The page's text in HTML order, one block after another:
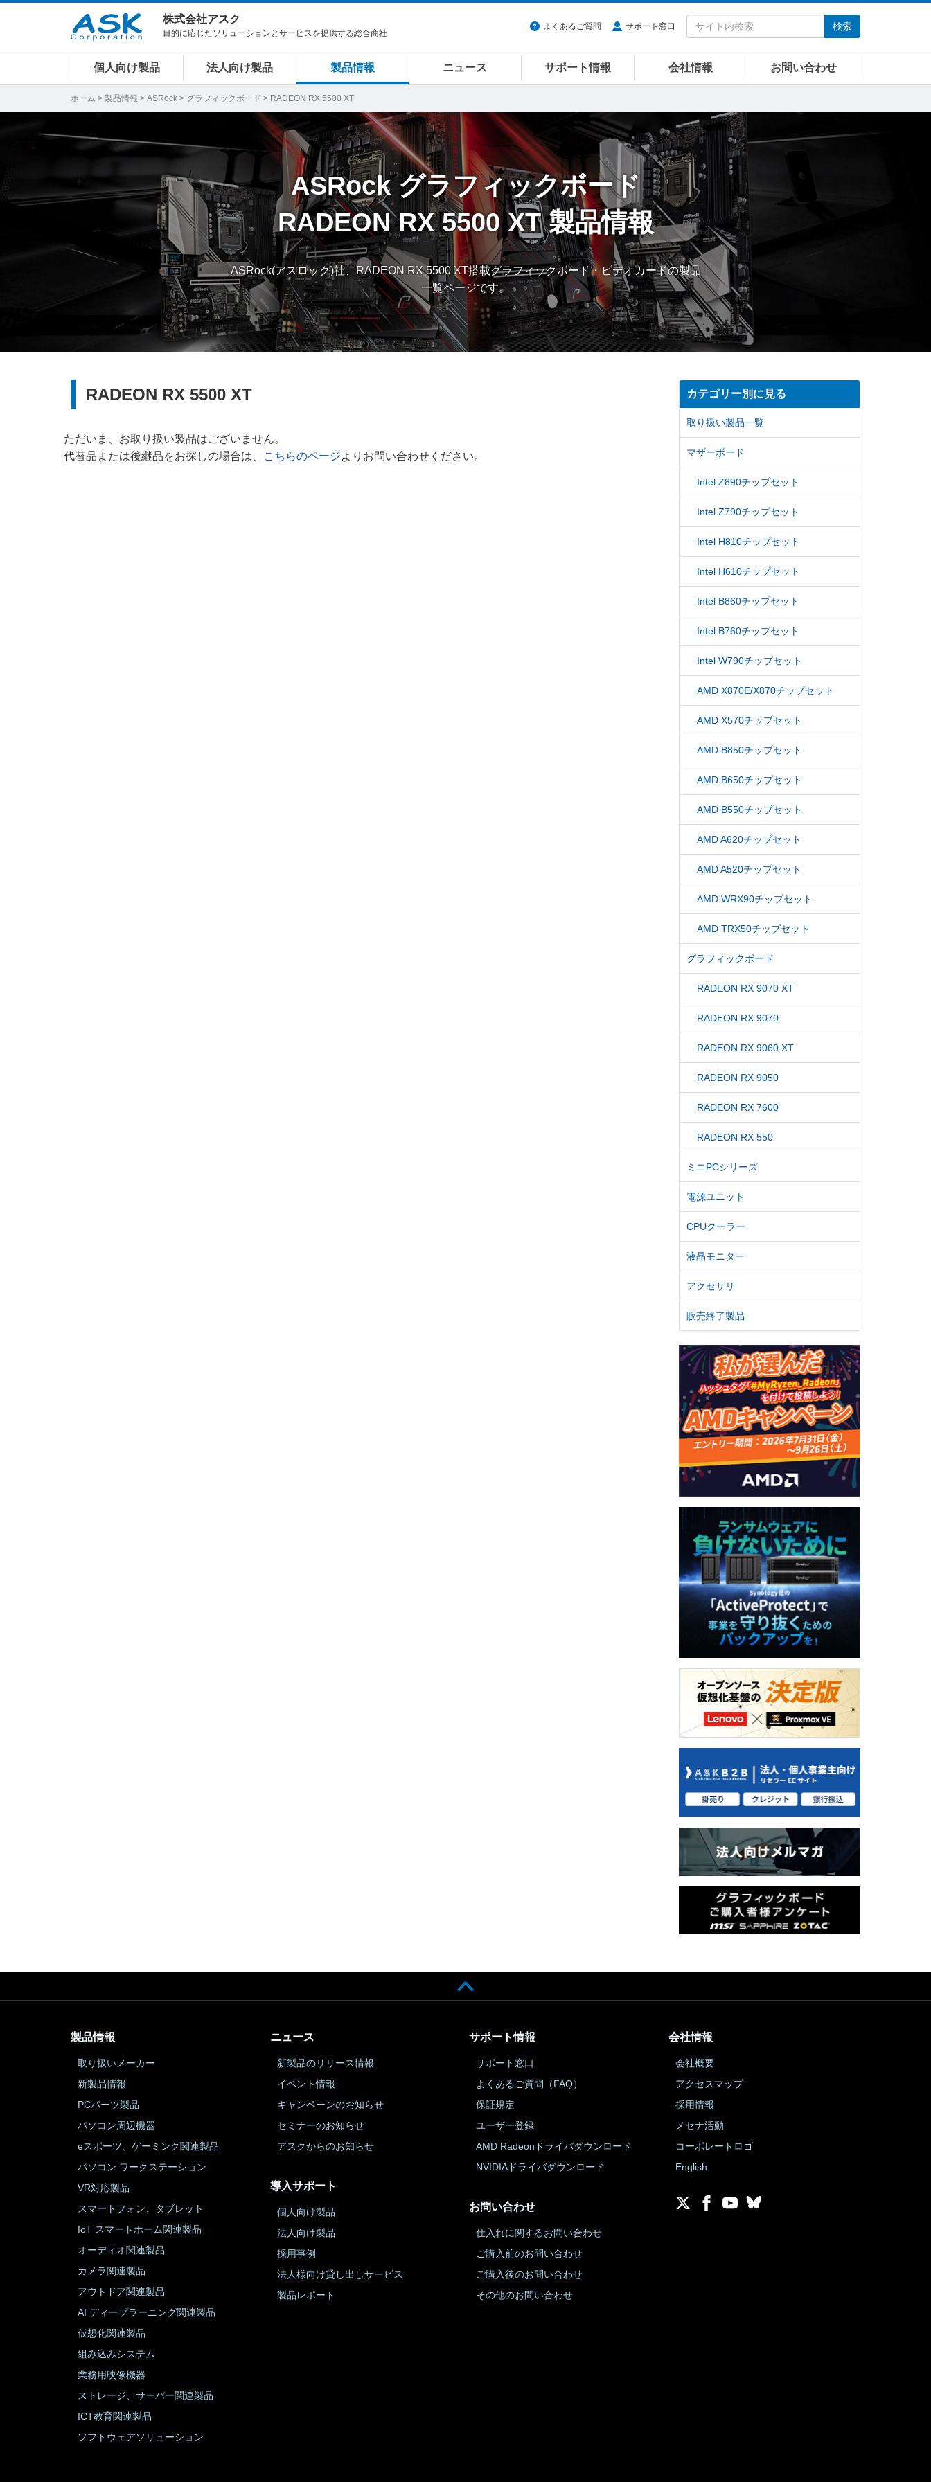
株式会社アスク
目的に応じたソリューションとサービスを提供する総合商社
よくあるご質問 サポート窓口 検索
個人向け製品 法人向け製品 製品情報 ニュース サポート情報 会社情報 お問い合わせ
ホーム > 製品情報 > ASRock > グラフィックボード > RADEON RX 5500 XT
ASRock グラフィックボード
RADEON RX 5500 XT 製品情報
ASRock(アスロック)社、RADEON RX 5500 XT搭載グラフィックボード・ビデオカードの製品
一覧ページです。
RADEON RX 5500 XT
ただいま、お取り扱い製品はございません。
代替品または後継品をお探しの場合は、
こちらのページよりお問い合わせください。
カテゴリー別に見る
取り扱い製品一覧
マザーボード
Intel Z890チップセット
Intel Z790チップセット
Intel H810チップセット
Intel H610チップセット
Intel B860チップセット
Intel B760チップセット
Intel W790チップセット
AMD X870E/X870チップセット
AMD X570チップセット
AMD B850チップセット
AMD B650チップセット
AMD B550チップセット
AMD A620チップセット
AMD A520チップセット
AMD WRX90チップセット
AMD TRX50チップセット
グラフィックボード
RADEON RX 9070 XT
RADEON RX 9070
RADEON RX 9060 XT
RADEON RX 9050
RADEON RX 7600
RADEON RX 550
ミニPCシリーズ
電源ユニット
CPUクーラー
液晶モニター
アクセサリ
販売終了製品
製品情報
取り扱いメーカー
新製品情報
PCパーツ製品
パソコン周辺機器
eスポーツ、ゲーミング関連製品
パソコン ワークステーション
VR対応製品
スマートフォン、タブレット
IoT スマートホーム関連製品
オーディオ関連製品
カメラ関連製品
アウトドア関連製品
AI ディープラーニング関連製品
仮想化関連製品
組み込みシステム
業務用映像機器
ストレージ、サーバー関連製品
ICT教育関連製品
ソフトウェアソリューション
ニュース
新製品のリリース情報
イベント情報
キャンペーンのお知らせ
セミナーのお知らせ
アスクからのお知らせ
導入サポート
個人向け製品
法人向け製品
採用事例
法人様向け貸し出しサービス
製品レポート
サポート情報
サポート窓口
よくあるご質問（FAQ）
保証規定
ユーザー登録
AMD Radeonドライバダウンロード
NVIDIAドライバダウンロード
お問い合わせ
仕入れに関するお問い合わせ
ご購入前のお問い合わせ
ご購入後のお問い合わせ
その他のお問い合わせ
会社情報
会社概要
アクセスマップ
採用情報
メセナ活動
コーポレートロゴ
English